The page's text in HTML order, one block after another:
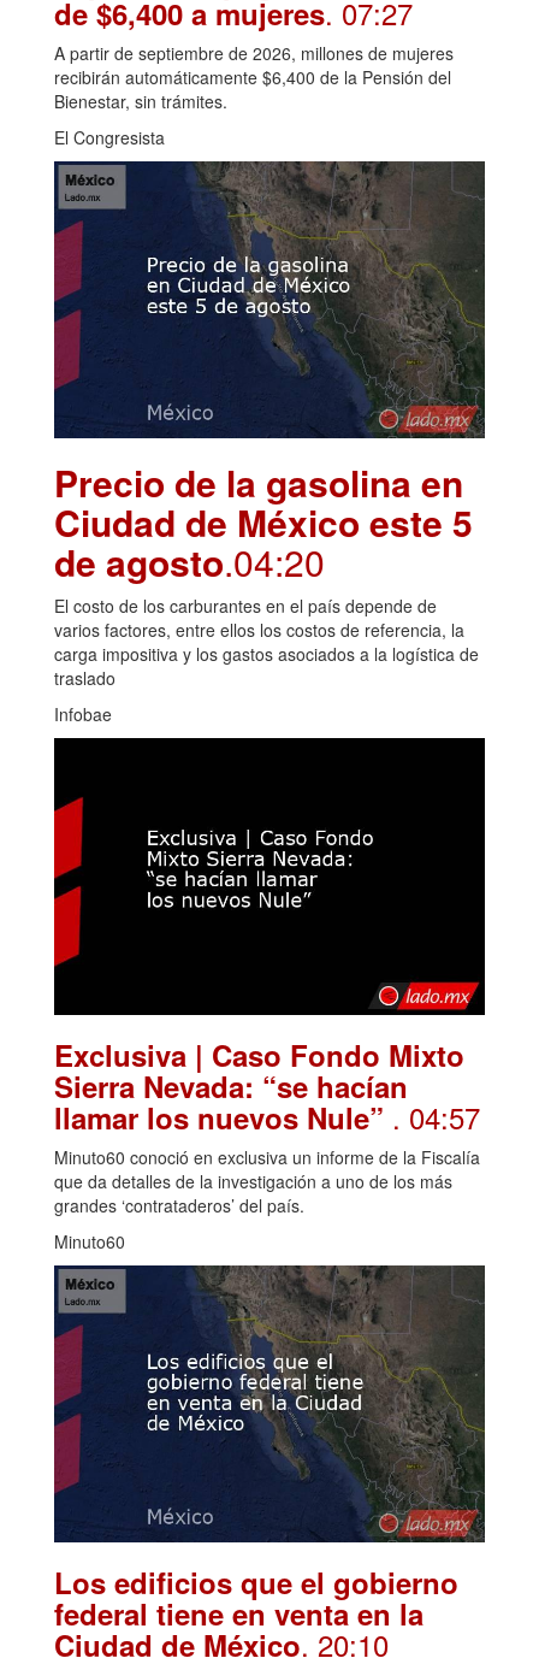
de $6,400 a mujeres. 07:27
A partir de septiembre de 2026, millones de mujeres
recibirán automáticamente $6,400 de la Pensión del
Bienestar, sin trámites.
El Congresista
Precio de la gasolina en
Ciudad de México este 5
de agosto.04:20
El costo de los carburantes en el país depende de
varios factores, entre ellos los costos de referencia, la
carga impositiva y los gastos asociados a la logística de
traslado
Infobae
Exclusiva | Caso Fondo Mixto
Sierra Nevada: “se hacían
llamar los nuevos Nule” . 04:57
Minuto60 conoció en exclusiva un informe de la Fiscalía
que da detalles de la investigación a uno de los más
grandes ‘contrataderos’ del país.
Minuto60
Los edificios que el gobierno
federal tiene en venta en la
Ciudad de México. 20:10